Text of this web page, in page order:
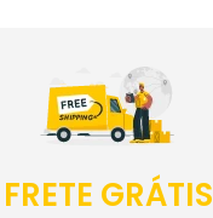
FRETE GRÁTIS